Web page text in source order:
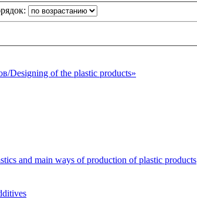
Designing of the plastic products»
and main ways of production of plastic products